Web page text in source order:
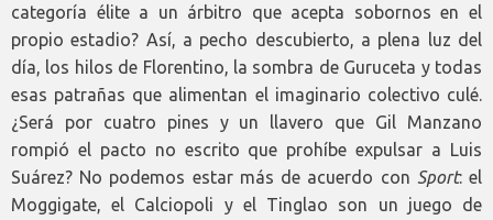
categoría élite a un árbitro que acepta sobornos en el
propio estadio? Así, a pecho descubierto, a plena luz del
día, los hilos de Florentino, la sombra de Guruceta y todas
esas patrañas que alimentan el imaginario colectivo culé.
¿Será por cuatro pines y un llavero que Gil Manzano
rompió el pacto no escrito que prohíbe expulsar a Luis
Suárez? No podemos estar más de acuerdo con Sport: el
Moggigate, el Calciopoli y el Tinglao son un juego de